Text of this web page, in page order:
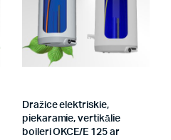
Dražice elektriskie,
piekaramie, vertikālie
boileri OKCE/E 125 ar